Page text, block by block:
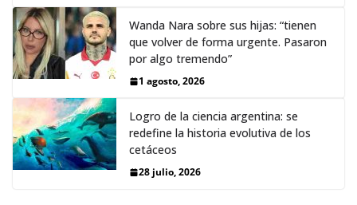
Wanda Nara sobre sus hijas: “tienen
que volver de forma urgente. Pasaron
por algo tremendo”
1 agosto, 2026
Logro de la ciencia argentina: se
redefine la historia evolutiva de los
cetáceos
28 julio, 2026